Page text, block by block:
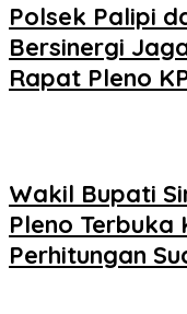
Polsek Palipi
Bersinergi
Rapat Pleno
Wakil Bupati
Pleno Terbuka
Perhitungan